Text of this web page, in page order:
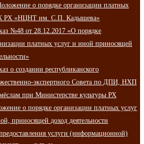
о порядке организации платных
РХ «НЦНТ им. С.П. Кадышева»
№48 от 28.12.2017 «О порядке
платных услуг и иной приносящей
о создании республиканского
экспертного Совета по ДПИ, НХП
при Министерстве культуры РХ
о порядке организации платных услуг
приносящей доход деятельности
услуги (информационной)